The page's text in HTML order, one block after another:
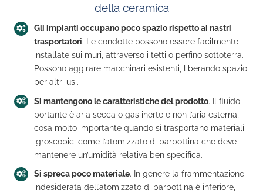
della ceramica
Gli impianti occupano poco spazio rispetto ai nastri
trasportatori. Le condotte possono essere facilmente
installate sui muri, attraverso i tetti o perfino sottoterra.
Possono aggirare macchinari esistenti, liberando spazio
per altri usi.
Si mantengono le caratteristiche del prodotto. Il fluido
portante è aria secca o gas inerte e non l’aria esterna,
cosa molto importante quando si trasportano materiali
igroscopici come l’atomizzato di barbottina che deve
mantenere un’umidità relativa ben specifica.
Si spreca poco materiale. In genere la frammentazione
indesiderata dell’atomizzato di barbottina è inferiore,